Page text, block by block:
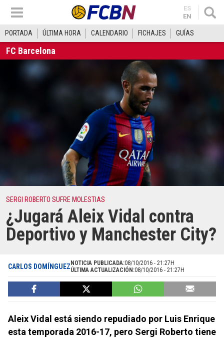
ES
EN
PORTADA ÚLTIMA HORA CALENDARIO FICHAJES GUÍAS
FC Barcelona
SERGI ROBERTO SUFRE MOLESTIAS
¿Jugará Aleix Vidal contra
Deportivo y Manchester City?
CARLOS DOMÍNGUEZ NOTICIA PUBLICADA:08/10/2016 - 21:27H
ÚLTIMA ACTUALIZACIÓN:08/10/2016 - 21:27H
Aleix Vidal está siendo repudiado por Luis Enrique
esta temporada 2016-17, pero Sergi Roberto tiene